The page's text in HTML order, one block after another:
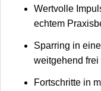
Wertvolle
echtem
Sparring in
weitgehend frei
Fortschritte in